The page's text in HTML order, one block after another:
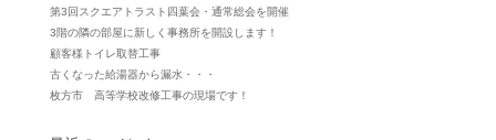
第3回スクエアトラスト四葉会・通常総会を開催
3階の隣の部屋に新しく事務所を開設します！
顧客様トイレ取替工事
古くなった給湯器から漏水・・・
枚方市 高等学校改修工事の現場です！